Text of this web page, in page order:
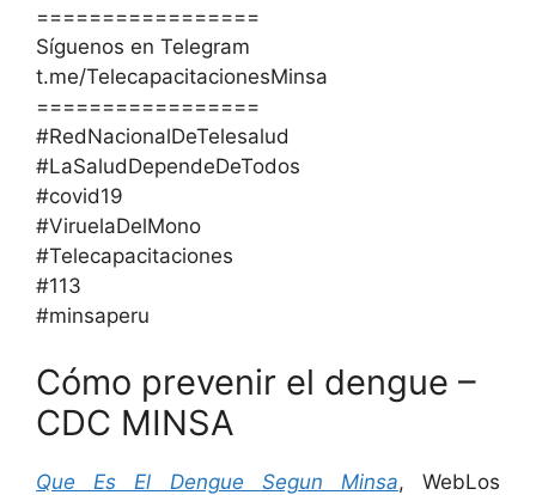
=================
Síguenos en Telegram
t.me/TelecapacitacionesMinsa
=================
#RedNacionalDeTelesalud
#LaSaludDependeDeTodos
#covid19
#ViruelaDelMono
#Telecapacitaciones
#113
#minsaperu
Cómo prevenir el dengue –
CDC MINSA
Que Es El Dengue Segun Minsa, WebLos